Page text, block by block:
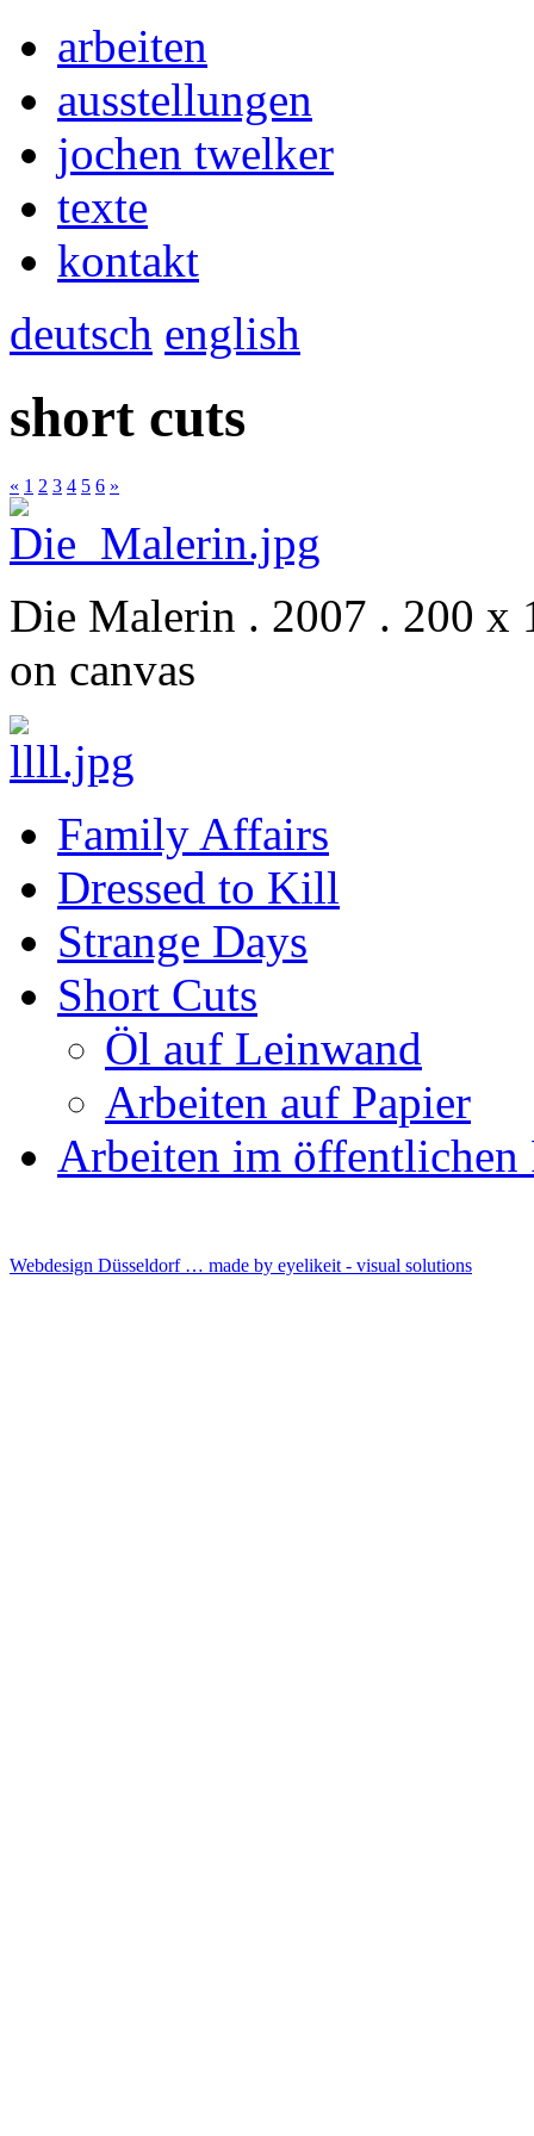
arbeiten
ausstellungen
jochen twelker
texte
kontakt
deutsch english
short cuts
« 1 2 3 4 5 6 »
Die Malerin . 2007 . 200 x
on canvas
Family Affairs
Dressed to Kill
Strange Days
Short Cuts
Öl auf Leinwand
Arbeiten auf Papier
Arbeiten im öffentlichen
Webdesign Düsseldorf … made by eyelikeit - visual solutions